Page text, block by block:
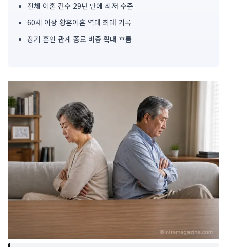
핵
심
전체 이혼 건수 29년 만에 최저 수준
60세 이상 황혼이혼 역대 최대 기록
장기 혼인 관계 종료 비중 확대 흐름